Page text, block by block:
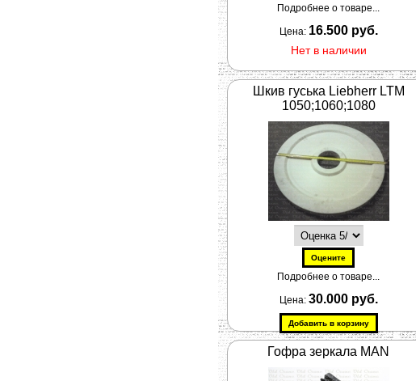
Подробнее о товаре...
Цена: 16.500 руб.
Нет в наличии
Шкив гуська Liebherr LTM
1050;1060;1080
Подробнее о товаре...
Цена: 30.000 руб.
Гофра зеркала MAN